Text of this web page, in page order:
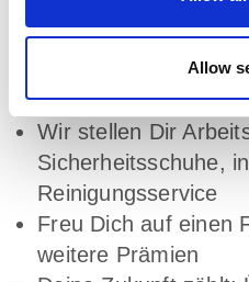
Allow
Wellpass und nutze
und
Genieße
Mahlzeiten in
Wir stellen Dir
Sicherheitsschuhe,
Reinigungsservice
Freu Dich auf einen
weitere Prämien